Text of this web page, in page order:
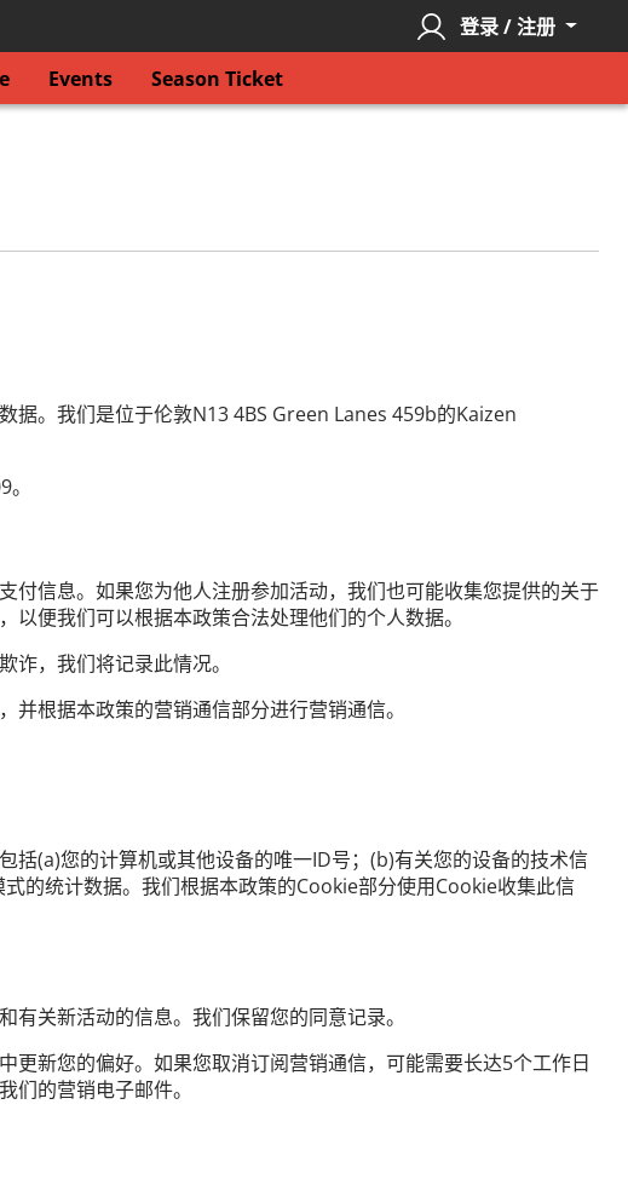
登录 / 注册
Events Season Ticket
据。我们是位于伦敦N13 4BS Green Lanes 459b的Kaizen
付信息。如果您为他人注册参加活动，我们也可能收集您提供的关于
便我们可以根据本政策合法处理他们的个人数据。
，我们将记录此情况。
根据本政策的营销通信部分进行营销通信。
括(a)您的计算机或其他设备的唯一ID号；(b)有关您的设备的技术信
的统计数据。我们根据本政策的Cookie部分使用Cookie收集此信
关新活动的信息。我们保留您的同意记录。
更新您的偏好。如果您取消订阅营销通信，可能需要长达5个工作日
的营销电子邮件。